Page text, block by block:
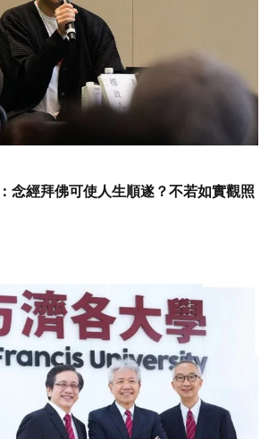
念經拜佛可使人生順遂？不若如實觀照